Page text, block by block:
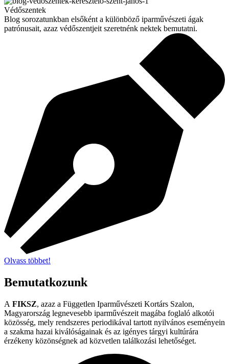
Védőszentek
Blog sorozatunkban elsőként a különböző iparművészeti ágak
patrónusait, azaz védőszentjeit szeretnénk nektek bemutatni.
Olvass többet!
Bemutatkozunk
A FIKSZ, azaz a Független Iparművészeti Kortárs Szalon,
Magyarország legnevesebb iparművészeit magába foglaló alkotói
közösség, mely rendszeres periodikával tartott nyilvános eseményein
a szakma hazai kiválóságainak és az igényes tárgyi kultúrára
érzékeny közönségnek ad közvetlen találkozási lehetőséget.